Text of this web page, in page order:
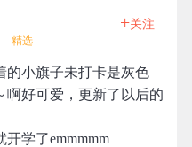
精选
+关注
的小旗子未打卡是灰色
啊好可爱，更新了以后的
学了emmmmm